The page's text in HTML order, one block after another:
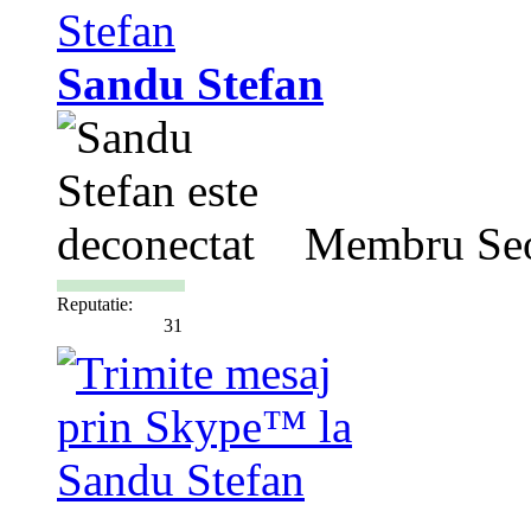
Sandu Stefan
Membru
Reputatie:
31